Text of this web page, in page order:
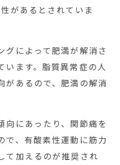
があるとされていま
グによって肥満が解消さ
います。脂質異常症の人
があるので、肥満の解消
向にあったり、関節痛を
で、有酸素性運動に筋力
て加えるのが推奨され